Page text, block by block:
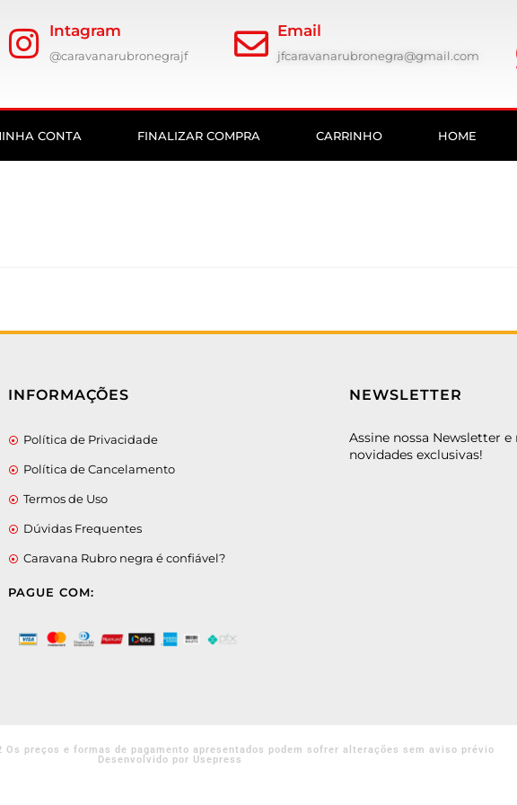
Intagram
@caravanarubronegrajf
Email
jfcaravanarubronegra@gmail.com
CONTA FINALIZAR COMPRA CARRINHO HOME
INFORMAÇÕES
Política de Privacidade
Política de Cancelamento
Termos de Uso
Dúvidas Frequentes
Caravana Rubro negra é confiável?
PAGUE COM:
NEWSLETTER
Assine nossa Newsletter
novidades exclusivas!
Os preços e formas de pagamento apresentados podem sofrer alterações sem aviso prévio
Desenvolvido por Usepress